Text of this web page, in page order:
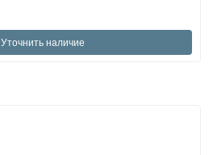
Уточнить наличие